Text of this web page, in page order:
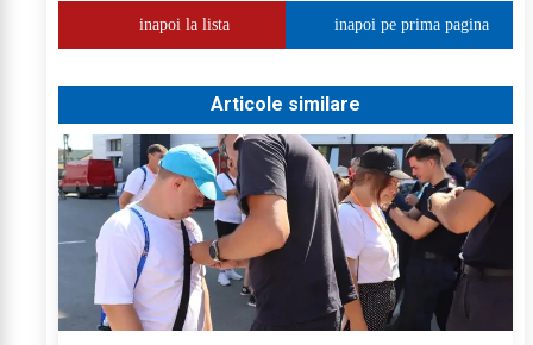
inapoi la lista inapoi pe prima pagina
Articole similare